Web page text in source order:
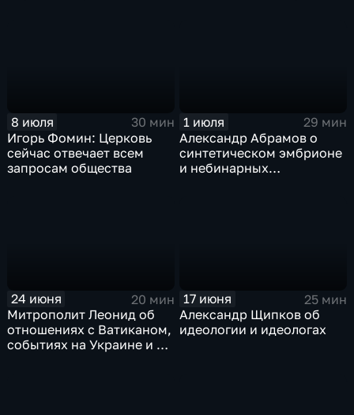
8 июля
30 мин
Игорь Фомин: Церковь
сейчас отвечает всем
запросам общества
1 июля
29 мин
Александр Абрамов о
синтетическом эмбрионе
и небинарных
24 июня
20 мин
Митрополит Леонид об
отношениях с Ватиканом,
событиях на Украине и в
17 июня
25 мин
Александр Щипков об
идеологии и идеологах